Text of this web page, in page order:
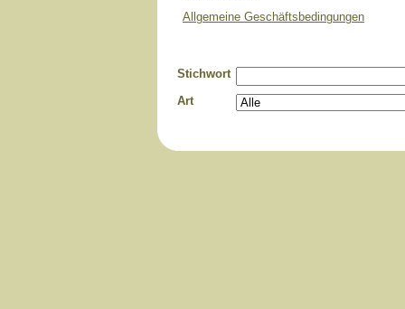
Allgemeine Geschäftsbedingungen
Stichwort
Art